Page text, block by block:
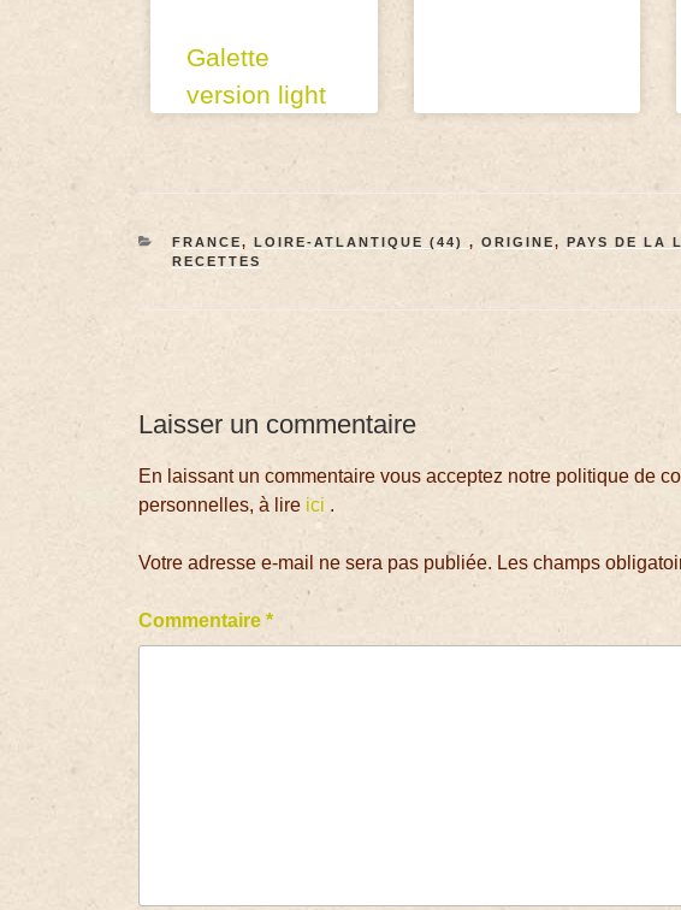
Galette
version light
FRANCE, LOIRE-ATLANTIQUE (44) , ORIGINE, PAYS DE LA
RECETTES
Laisser un commentaire
En laissant un commentaire vous acceptez notre politique de
personnelles, à lire ici .
Votre adresse e-mail ne sera pas publiée. Les champs
Commentaire*